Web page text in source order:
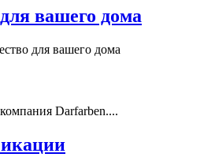
вашего дома
для вашего дома
Darfarben....